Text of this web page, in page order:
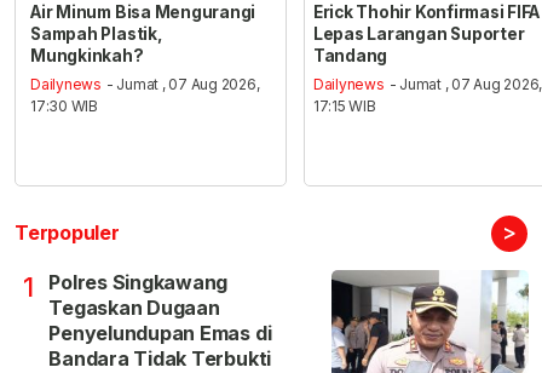
Air Minum Bisa Mengurangi
Sampah Plastik,
Mungkinkah?
Dailynews - Jumat , 07 Aug 2026,
17:30 WIB
Erick Thohir Konfirmasi FIFA
Lepas Larangan Suporter
Tandang
Dailynews - Jumat , 07 Aug 2026,
17:15 WIB
Terpopuler >
1
Polres Singkawang
Tegaskan Dugaan
Penyelundupan Emas di
Bandara Tidak Terbukti